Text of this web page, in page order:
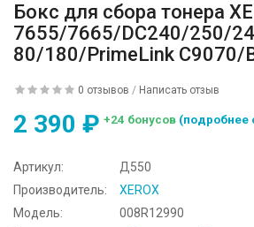
Бокс для сбора тонера
7655/7665/DC240/250/
80/180/PrimeLink C9070/
0 отзывов / Написать отзыв
2 390 ₽ +24 бонусов (подробнее
Артикул:
Д550
Производитель:
XEROX
Модель:
008R12990